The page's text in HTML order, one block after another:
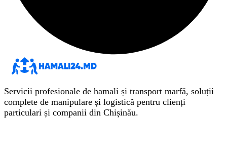
Servicii profesionale de hamali și transport marfă, soluții
complete de manipulare și logistică pentru clienți
particulari și companii din Chișinău.